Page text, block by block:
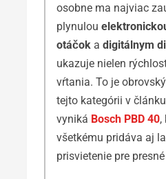
osobne ma najviac
plynulou
otáčok a digitálnym
ukazuje nielen
vŕtania. To je
tejto kategórii v
vyniká Bosch PBD 40,
všetkému pridáva aj
prisvietenie pre